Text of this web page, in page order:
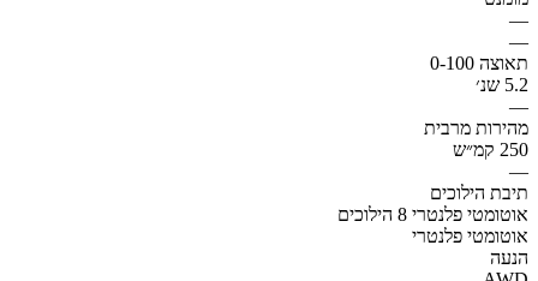
—
—
תאוצה 0-100
5.2 שנ׳
—
מהירות מרבית
250 קמ״ש
—
תיבת הילוכים
אוטומטי פלנטרי 8 הילוכים
אוטומטי פלנטרי
הנעה